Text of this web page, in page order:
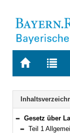
Zur
Zur
Bereich
Gesetz über Landtagswahl, Volksbegehren und
Teil 1